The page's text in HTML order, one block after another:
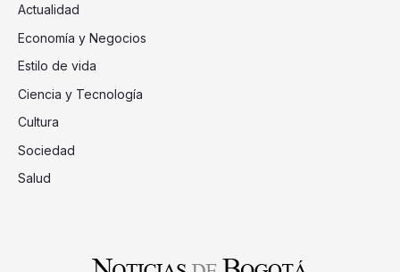
Actualidad
Economía y Negocios
Estilo de vida
Ciencia y Tecnología
Cultura
Sociedad
Salud